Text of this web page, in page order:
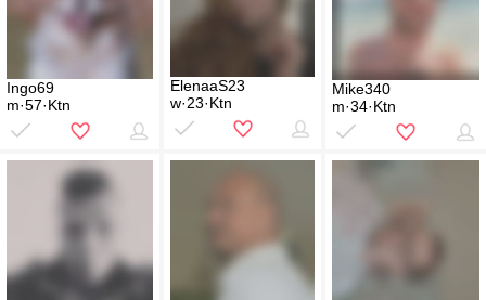
Ingo69
m·57·Ktn
ElenaaS23
w·23·Ktn
Mike340
m·34·Ktn